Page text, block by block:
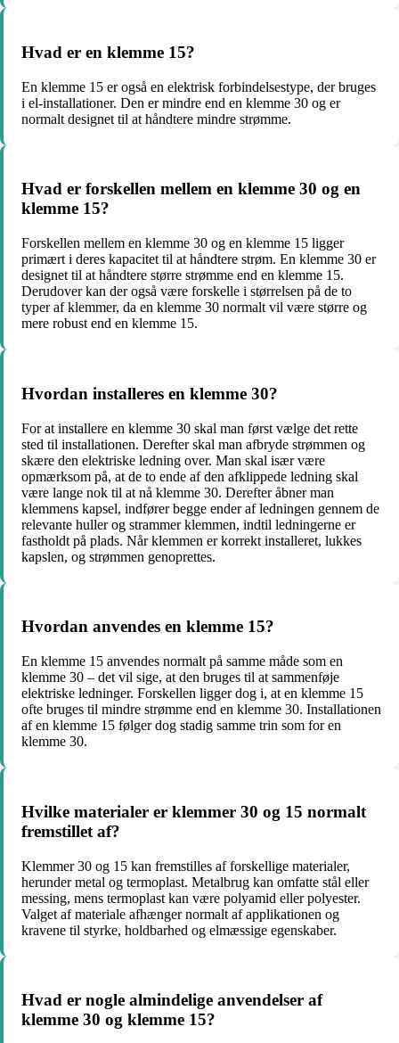
Hvad er en klemme 15?
En klemme 15 er også en elektrisk forbindelsestype, der bruges
i el-installationer. Den er mindre end en klemme 30 og er
normalt designet til at håndtere mindre strømme.
Hvad er forskellen mellem en klemme 30 og en
klemme 15?
Forskellen mellem en klemme 30 og en klemme 15 ligger
primært i deres kapacitet til at håndtere strøm. En klemme 30 er
designet til at håndtere større strømme end en klemme 15.
Derudover kan der også være forskelle i størrelsen på de to
typer af klemmer, da en klemme 30 normalt vil være større og
mere robust end en klemme 15.
Hvordan installeres en klemme 30?
For at installere en klemme 30 skal man først vælge det rette
sted til installationen. Derefter skal man afbryde strømmen og
skære den elektriske ledning over. Man skal især være
opmærksom på, at de to ende af den afklippede ledning skal
være lange nok til at nå klemme 30. Derefter åbner man
klemmens kapsel, indfører begge ender af ledningen gennem de
relevante huller og strammer klemmen, indtil ledningerne er
fastholdt på plads. Når klemmen er korrekt installeret, lukkes
kapslen, og strømmen genoprettes.
Hvordan anvendes en klemme 15?
En klemme 15 anvendes normalt på samme måde som en
klemme 30 – det vil sige, at den bruges til at sammenføje
elektriske ledninger. Forskellen ligger dog i, at en klemme 15
ofte bruges til mindre strømme end en klemme 30. Installationen
af en klemme 15 følger dog stadig samme trin som for en
klemme 30.
Hvilke materialer er klemmer 30 og 15 normalt
fremstillet af?
Klemmer 30 og 15 kan fremstilles af forskellige materialer,
herunder metal og termoplast. Metalbrug kan omfatte stål eller
messing, mens termoplast kan være polyamid eller polyester.
Valget af materiale afhænger normalt af applikationen og
kravene til styrke, holdbarhed og elmæssige egenskaber.
Hvad er nogle almindelige anvendelser af
klemme 30 og klemme 15?